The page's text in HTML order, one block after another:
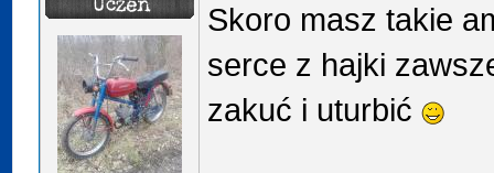
Skoro masz takie
serce z hajki
zakuć i uturbić